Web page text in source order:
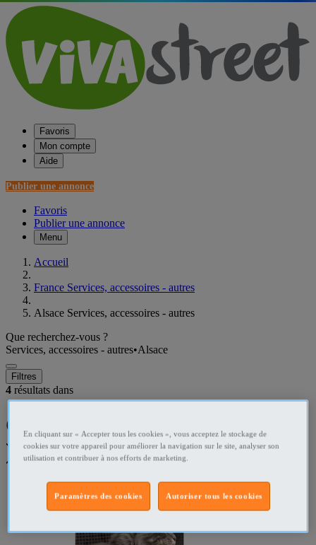
Favoris
Mon compte
Aide
Publier une annonce
Favoris
Publier une annonce
Menu
Accueil
France Services, accessoires - autres
Alsace Services, accessoires - autres
Que recherchez-vous ?
Services, accessoires - autres•Alsace
Filtres
4 résultats dans
Garde, saillie, accessoires [(de
)] - Alsace
En cliquant sur « Accepter tous les cookies », vous acceptez le stockage de
cookies sur votre appareil pour améliorer la navigation sur le site, analyser son
utilisation et contribuer à nos efforts de marketing.
Autoriser tous les cookies
Paramètres des cookies